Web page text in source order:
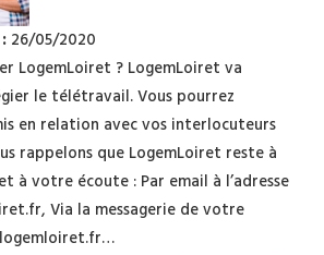
26/05/2020
LogemLoiret ? LogemLoiret va
le télétravail. Vous pourrez
en relation avec vos interlocuteurs
rappelons que LogemLoiret reste à
à votre écoute : Par email à l’adresse
Via la messagerie de votre